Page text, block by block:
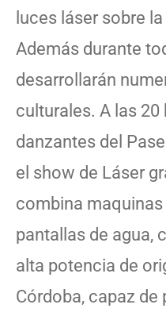
luces láser sobre
Además durante
desarrollarán
culturales. A las
danzantes del
el show de Láser
combina
pantallas de agua,
alta potencia de
Córdoba, capaz